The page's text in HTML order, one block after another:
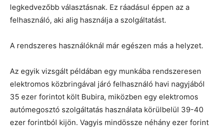
legkedvezőbb választásnak. Ez ráadásul éppen az a
felhasználó, aki alig használja a szolgáltatást.
A rendszeres használóknál már egészen más a helyzet.
Az egyik vizsgált példában egy munkába rendszeresen
elektromos közbringával járó felhasználó havi nagyjából
35 ezer forintot költ Bubira, miközben egy elektromos
autómegosztó szolgáltatás használata körülbelül 39-40
ezer forintból kijön. Vagyis mindössze néhány ezer forint